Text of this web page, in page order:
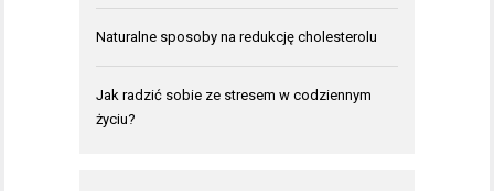
Naturalne sposoby na redukcję cholesterolu
Jak radzić sobie ze stresem w codziennym
życiu?